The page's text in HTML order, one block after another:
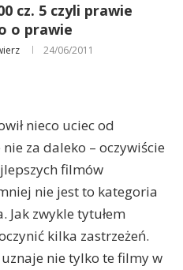
cz. 5 czyli prawie
o prawie
24/06/2011
nieco uciec od
za daleko – oczywiście
filmów
nie jest to kategoria
Jak zwykle tytułem
kilka zastrzeżeń.
nie tylko te filmy w